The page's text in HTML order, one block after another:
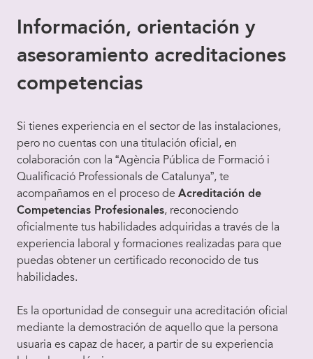
Información, orientación y
asesoramiento acreditaciones
competencias
Si tienes experiencia en el sector de las instalaciones,
pero no cuentas con una titulación oficial, en
colaboración con la “Agència Pública de Formació i
Qualificació Professionals de Catalunya”, te
acompañamos en el proceso de Acreditación de
Competencias Profesionales, reconociendo
oficialmente tus habilidades adquiridas a través de la
experiencia laboral y formaciones realizadas para que
puedas obtener un certificado reconocido de tus
habilidades.
Es la oportunidad de conseguir una acreditación oficial
mediante la demostración de aquello que la persona
usuaria es capaz de hacer, a partir de su experiencia